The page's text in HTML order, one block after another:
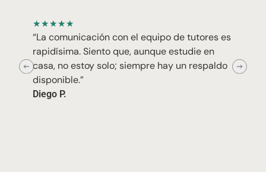
★★★★★
“La comunicación con el equipo de tutores es
rapidísima. Siento que, aunque estudie en
casa, no estoy solo; siempre hay un respaldo
disponible.”
Diego P.